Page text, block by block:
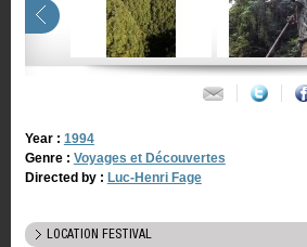
Year : 1994
Genre : Voyages et Découvertes
Directed by : Luc-Henri Fage
LOCATION FESTIVAL